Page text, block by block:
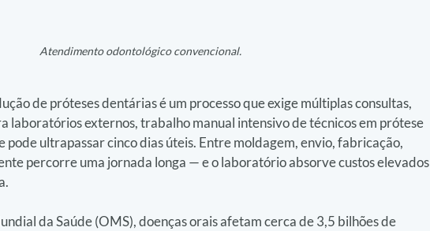
Atendimento odontológico convencional.
de próteses dentárias é um processo que exige múltiplas consultas,
laboratórios externos, trabalho manual intensivo de técnicos em prótese
pode ultrapassar cinco dias úteis. Entre moldagem, envio, fabricação,
percorre uma jornada longa — e o laboratório absorve custos elevados
da Saúde (OMS), doenças orais afetam cerca de 3,5 bilhões de